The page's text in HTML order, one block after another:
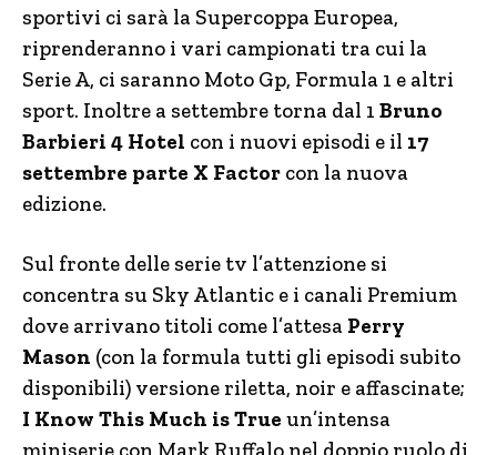
sportivi ci sarà la Supercoppa Europea,
riprenderanno i vari campionati tra cui la
Serie A, ci saranno Moto Gp, Formula 1 e altri
sport. Inoltre a settembre torna dal 1 Bruno
Barbieri 4 Hotel con i nuovi episodi e il 17
settembre parte X Factor con la nuova
edizione.
Sul fronte delle serie tv l’attenzione si
concentra su Sky Atlantic e i canali Premium
dove arrivano titoli come l’attesa Perry
Mason (con la formula tutti gli episodi subito
disponibili) versione riletta, noir e affascinate;
I Know This Much is True un’intensa